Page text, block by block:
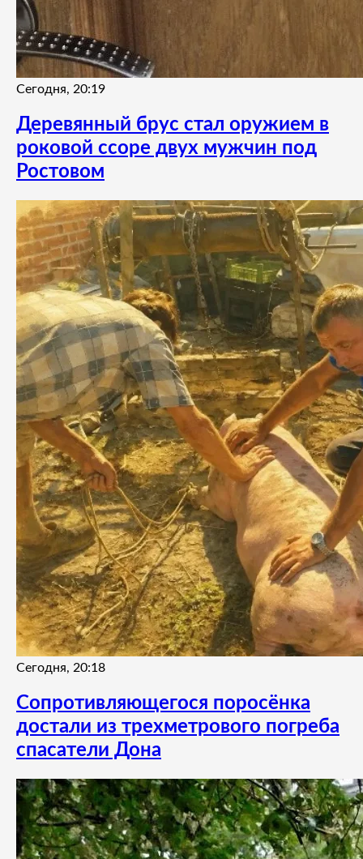
Сегодня, 20:19
Деревянный брус стал оружием в
роковой ссоре двух мужчин под
Ростовом
Сегодня, 20:18
Сопротивляющегося поросёнка
достали из трехметрового погреба
спасатели Дона